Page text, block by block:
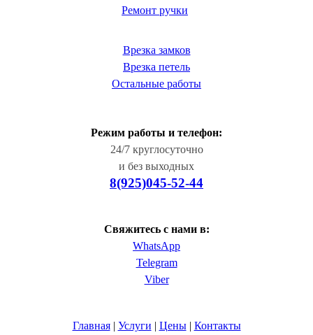
Ремонт ручки
Врезка замков
Врезка петель
Остальные работы
Режим работы и телефон:
24/7 круглосуточно
и без выходных
8(925)045-52-44
Свяжитесь с нами в:
WhatsApp
Telegram
Viber
Главная| Услуги | Цены| Контакты